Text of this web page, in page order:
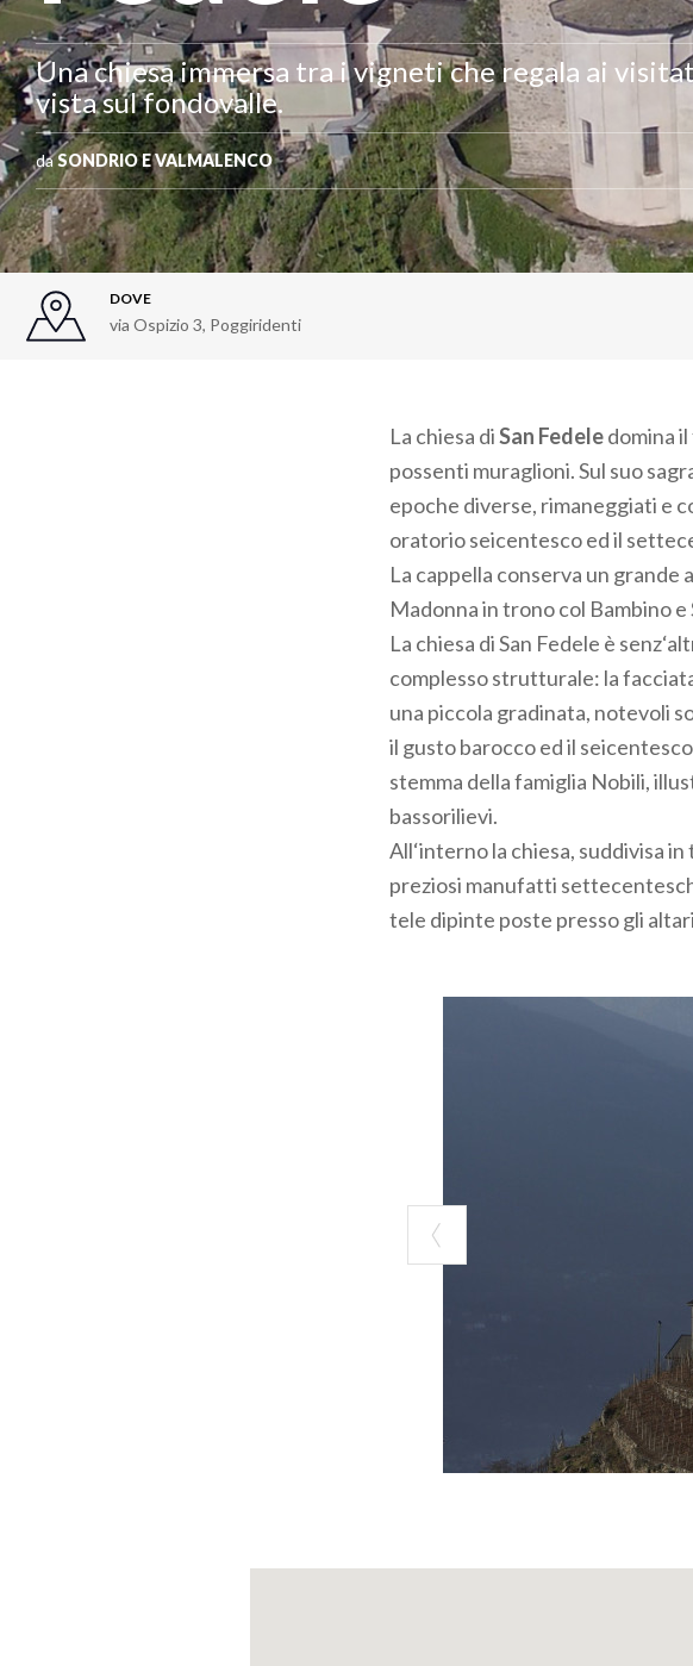
Una chiesa immersa tra i vigneti che regala ai
vista sul fondovalle.
daSONDRIO E VALMALENCO
DOVE
via Ospizio 3, Poggiridenti
La chiesa diSan Fedeledomina
possenti muraglioni. Sul suo
epoche diverse, rimaneggiati e
oratorio seicentesco ed il
La cappella conserva un grande
Madonna in trono col Bambino e
La chiesa di San Fedele è
complesso strutturale: la
una piccola gradinata, notevoli
il gusto barocco ed il
stemma della famiglia Nobili,
bassorilievi.
All‘interno la chiesa, suddivisa
preziosi manufatti
tele dipinte poste presso gli